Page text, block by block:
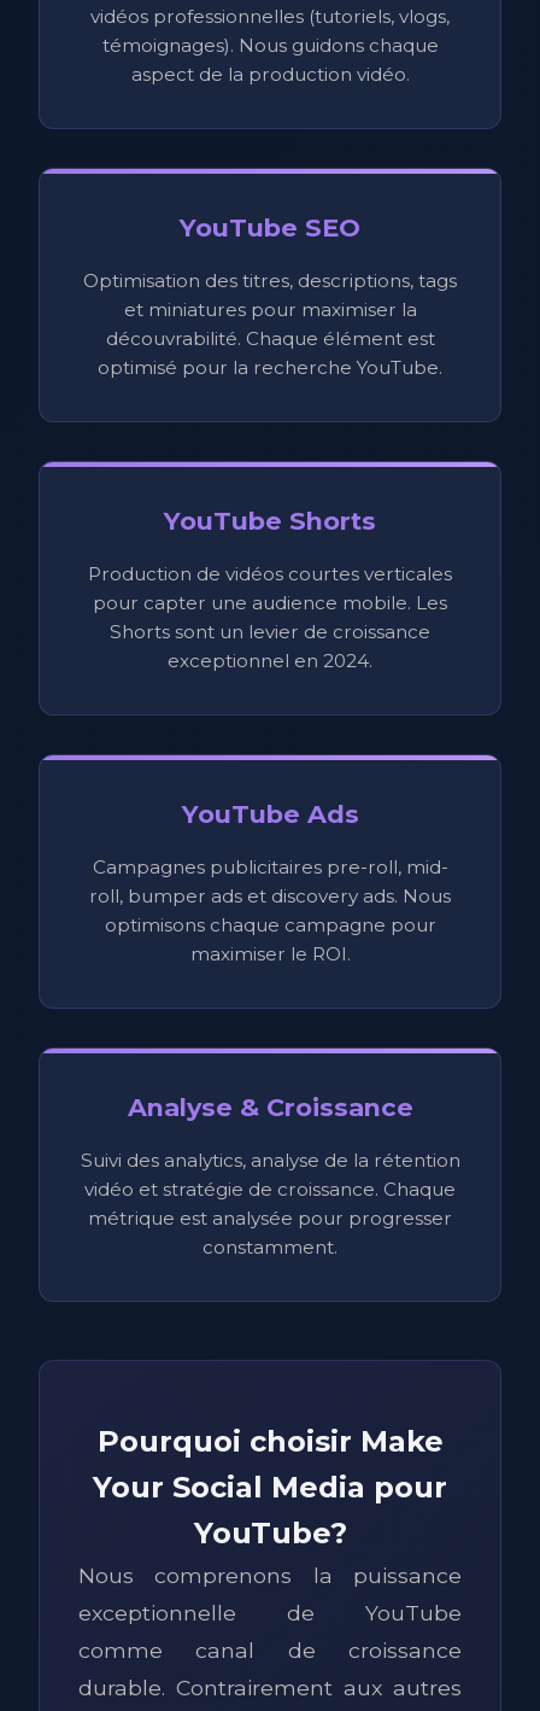
vidéos professionnelles (tutoriels, vlogs,
témoignages). Nous guidons chaque
aspect de la production vidéo.
YouTube SEO
Optimisation des titres, descriptions, tags
et miniatures pour maximiser la
découvrabilité. Chaque élément est
optimisé pour la recherche YouTube.
YouTube Shorts
Production de vidéos courtes verticales
pour capter une audience mobile. Les
Shorts sont un levier de croissance
exceptionnel en 2024.
YouTube Ads
Campagnes publicitaires pre-roll, mid-
roll, bumper ads et discovery ads. Nous
optimisons chaque campagne pour
maximiser le ROI.
Analyse & Croissance
Suivi des analytics, analyse de la rétention
vidéo et stratégie de croissance. Chaque
métrique est analysée pour progresser
constamment.
Pourquoi choisir Make
Your Social Media pour
YouTube?
Nous comprenons la puissance
exceptionnelle de YouTube
comme canal de croissance
durable. Contrairement aux autres